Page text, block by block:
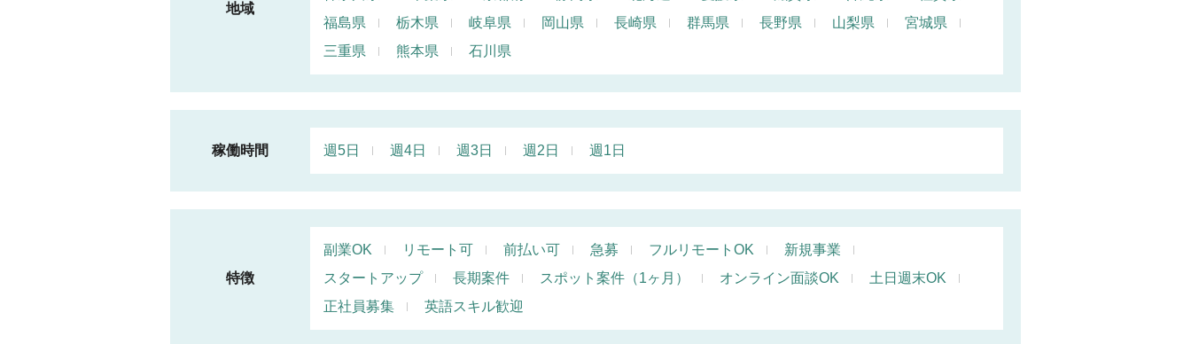
地域
福島県
栃木県 岐阜県 岡山県 長崎県 群馬県 長野県 山梨県
宮城県
三重県
熊本県 石川県
稼働時間 週5日 週4日 週3日 週2日 週1日
特徴
副業OK リモート可 前払い可 急募 フルリモートOK
新規事業
スタートアップ
長期案件 スポット案件（1ヶ月） オンライン面談OK
土日週末OK
正社員募集
英語スキル歓迎